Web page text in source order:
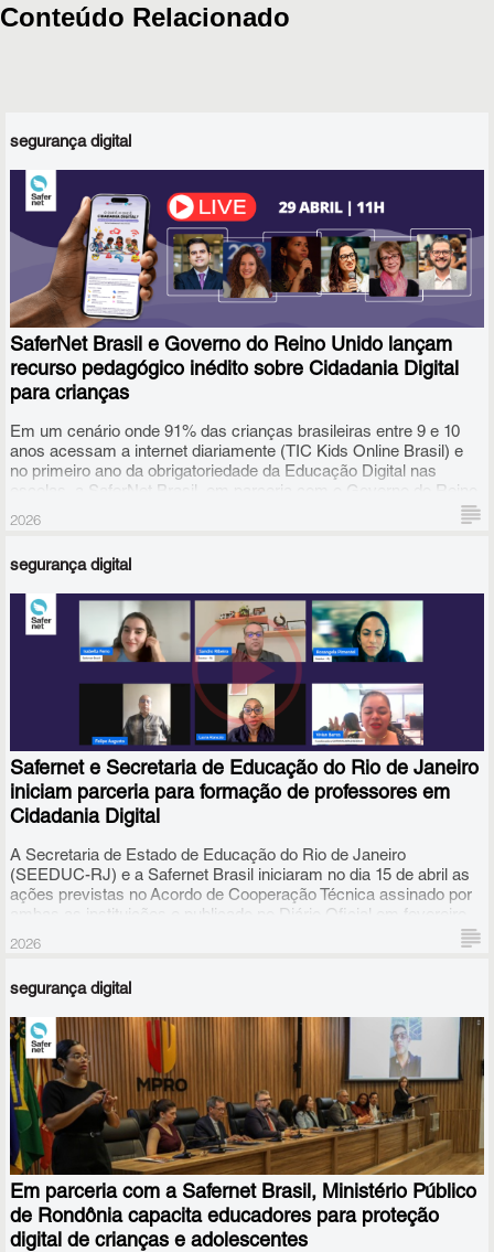
Conteúdo Relacionado
segurança digital
SaferNet Brasil e Governo do Reino Unido lançam
recurso pedagógico inédito sobre Cidadania Digital
para crianças
Em um cenário onde 91% das crianças brasileiras entre 9 e 10
anos acessam a internet diariamente (TIC Kids Online Brasil) e
no primeiro ano da obrigatoriedade da Educação Digital nas
escolas, a SaferNet Brasil, em parceria com o Governo do Reino
Unido, anuncia o lançamento de um novo recurso educacional
2026
segurança digital
Safernet e Secretaria de Educação do Rio de Janeiro
iniciam parceria para formação de professores em
Cidadania Digital
A Secretaria de Estado de Educação do Rio de Janeiro
(SEEDUC-RJ) e a Safernet Brasil iniciaram no dia 15 de abril as
ações previstas no Acordo de Cooperação Técnica assinado por
ambas as instituições e publicado no Diário Oficial em fevereiro
de 2026.
2026
segurança digital
Em parceria com a Safernet Brasil, Ministério Público
de Rondônia capacita educadores para proteção
digital de crianças e adolescentes